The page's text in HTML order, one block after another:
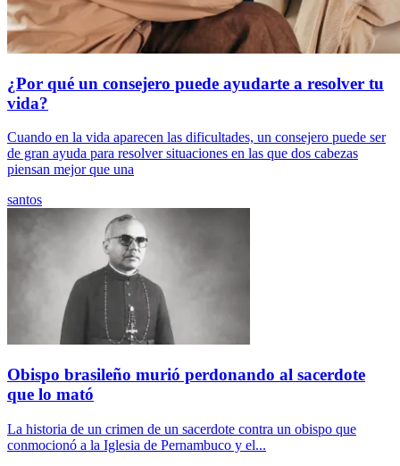
¿Por qué un consejero puede ayudarte a resolver tu
vida?
Cuando en la vida aparecen las dificultades, un consejero puede ser
de gran ayuda para resolver situaciones en las que dos cabezas
piensan mejor que una
santos
Obispo brasileño murió perdonando al sacerdote
que lo mató
La historia de un crimen de un sacerdote contra un obispo que
conmocionó a la Iglesia de Pernambuco y el...